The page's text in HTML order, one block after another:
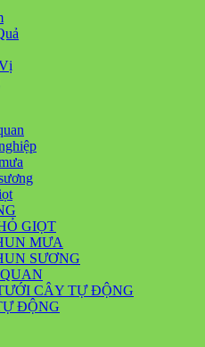
GIỌT
MƯA
SƯƠNG
CÂY TỰ ĐỘNG
ĐỘNG